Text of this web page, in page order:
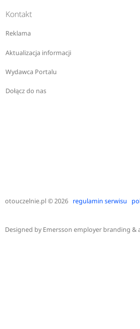
Kontakt
Reklama
Aktualizacja informacji
Wydawca Portalu
Dołącz do nas
otouczelnie.pl© 2026 regulamin serwisu
Designed byEmersson employer branding &